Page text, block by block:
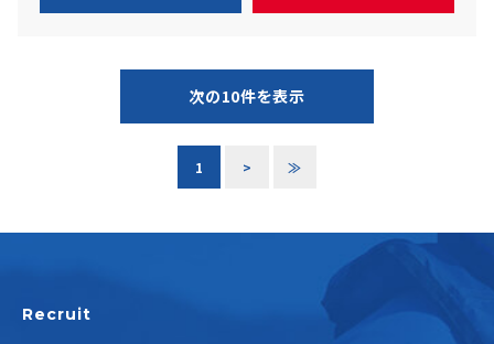
次の10件を表示
1 > ≫
Recruit